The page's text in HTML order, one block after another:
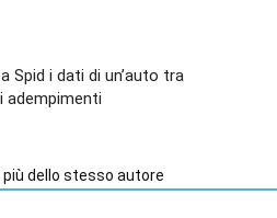
Spid i dati di un’auto tra
adempimenti
più dello stesso autore